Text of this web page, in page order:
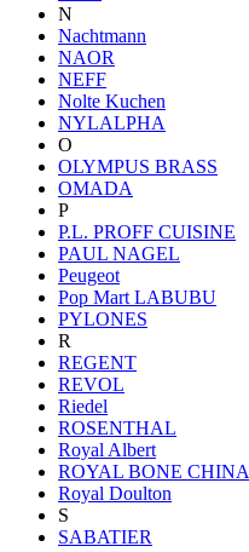
N
Nachtmann
NAOR
NEFF
Nolte Kuchen
NYLALPHA
O
OLYMPUS BRASS
OMADA
P
P.L. PROFF CUISINE
PAUL NAGEL
Peugeot
Pop Mart LABUBU
PYLONES
R
REGENT
REVOL
Riedel
ROSENTHAL
Royal Albert
ROYAL BONE CHINA
Royal Doulton
S
SABATIER